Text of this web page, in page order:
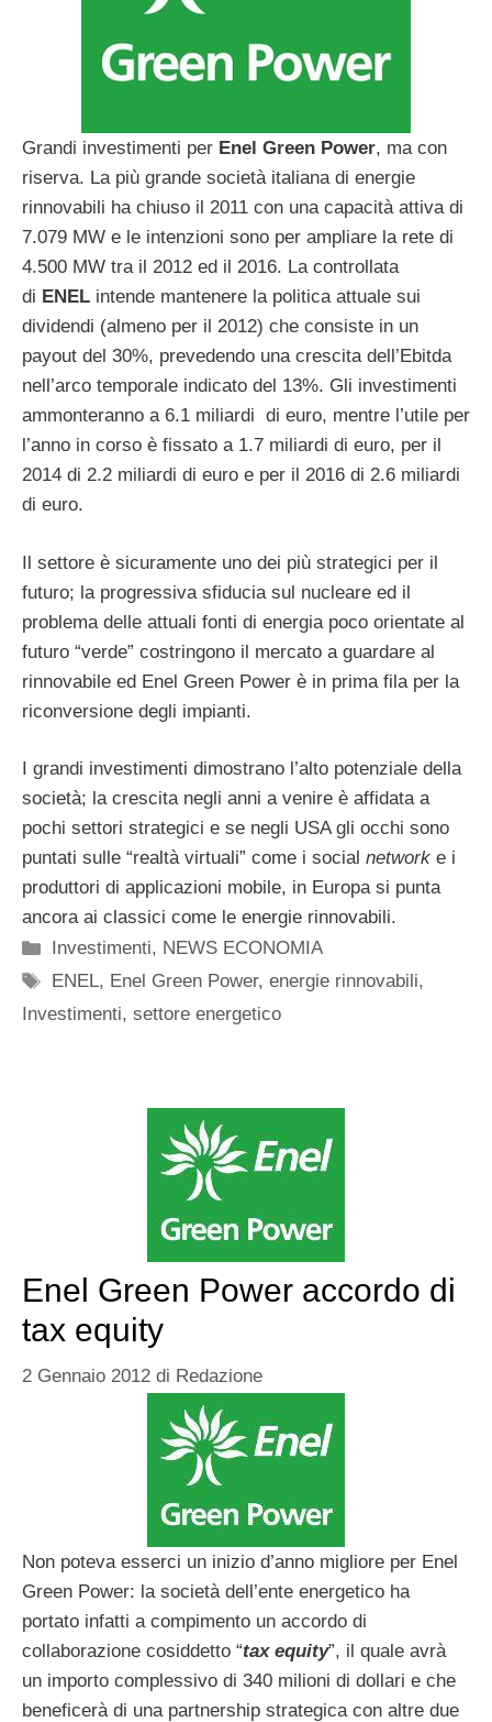
Grandi investimenti per Enel Green Power, ma con
riserva. La più grande società italiana di energie
rinnovabili ha chiuso il 2011 con una capacità attiva di
7.079 MW e le intenzioni sono per ampliare la rete di
4.500 MW tra il 2012 ed il 2016. La controllata
di ENEL intende mantenere la politica attuale sui
dividendi (almeno per il 2012) che consiste in un
payout del 30%, prevedendo una crescita dell’Ebitda
nell’arco temporale indicato del 13%. Gli investimenti
ammonteranno a 6.1 miliardi di euro, mentre l’utile per
l’anno in corso è fissato a 1.7 miliardi di euro, per il
2014 di 2.2 miliardi di euro e per il 2016 di 2.6 miliardi
di euro.
Il settore è sicuramente uno dei più strategici per il
futuro; la progressiva sfiducia sul nucleare ed il
problema delle attuali fonti di energia poco orientate al
futuro “verde” costringono il mercato a guardare al
rinnovabile ed Enel Green Power è in prima fila per la
riconversione degli impianti.
I grandi investimenti dimostrano l’alto potenziale della
società; la crescita negli anni a venire è affidata a
pochi settori strategici e se negli USA gli occhi sono
puntati sulle “realtà virtuali” come i social network e i
produttori di applicazioni mobile, in Europa si punta
ancora ai classici come le energie rinnovabili.
Categorie
Investimenti, NEWS ECONOMIA
Tag
ENEL, Enel Green Power,energie rinnovabili,
Investimenti, settore energetico
Enel Green Power accordo di
tax equity
2 Gennaio 2012 di Redazione
Non poteva esserci un inizio d’anno migliore per Enel
Green Power: la società dell’ente energetico ha
portato infatti a compimento un accordo di
collaborazione cosiddetto “tax equity”, il quale avrà
un importo complessivo di 340 milioni di dollari e che
beneficerà di una partnership strategica con altre due